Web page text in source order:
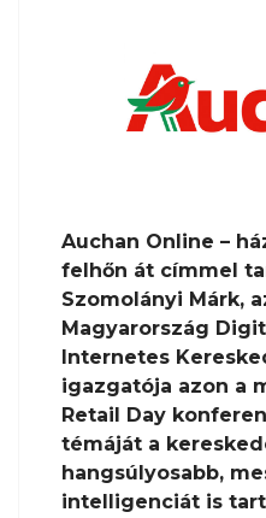
Auchan Online –
felhőn át címmel
Szomolányi Márk,
Magyarország
Internetes
igazgatója azon a
Retail Day
témáját a
hangsúlyosabb,
intelligenciát is